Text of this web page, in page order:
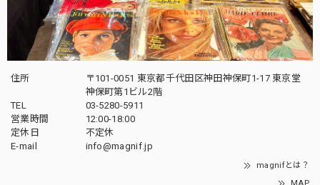
住所
〒101-0051 東京都千代田区神田神保町1-17 東京堂
神保町第1ビル2階
TEL
03-5280-5911
営業時間
12:00-18:00
定休日
不定休
E-mail
info@magnif.jp
magnifとは？